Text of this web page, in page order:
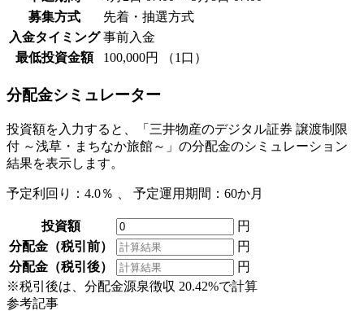
募集方式
先着・抽選方式
入金タイミング 事前入金
最低投資金額
100,000円 （1口）
分配金シミュレーター
投資額を入力すると、「三井物産のデジタル証券 譲渡制限
付 ～浅草・まちなか旅館～」の分配金のシミュレーション
結果を表示します。
予定利回り： 4.0％ 、 予定運用期間： 60か月
投資額
円
分配金（税引前）
円
分配金（税引後）
円
※税引後は、分配金源泉徴収 20.42%で計算
参考記事